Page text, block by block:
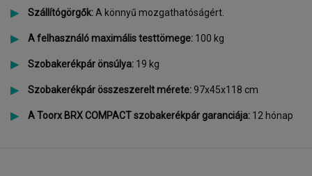
Szállítógörgők:A könnyű mozgathatóságért.
A felhasználó maximális testtömege: 100 kg
Szobakerékpár önsúlya: 19 kg
Szobakerékpár összeszerelt mérete: 97x45x118 cm
A Toorx BRX COMPACT szobakerékpár garanciája: 12 hónap